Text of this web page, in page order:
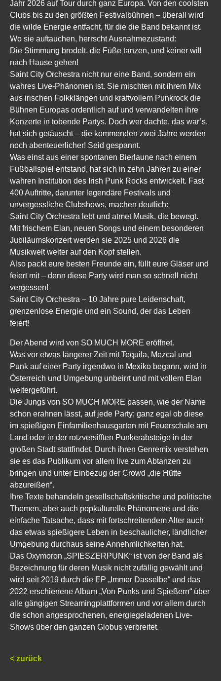
Jahr 2026 auf Tour durch ganz Europa. Von den coolsten
Clubs bis zu den größten Festivalbühnen – überall wird
die wilde Energie entfacht, für die die Band bekannt ist.
Wo sie auftauchen, herrscht Ausnahmezustand:
Die Stimmung brodelt, die Füße tanzen, und keiner will
nach Hause gehen!
Saint City Orchestra nicht nur eine Band, sondern ein
wahres Live-Phänomen ist. Sie mischten mit ihrem Mix
aus irischen Folkklängen und kraftvollem Punkrock die
Bühnen Europas ordentlich auf und verwandelten ihre
Konzerte in tobende Partys. Doch wer dachte, das war’s,
hat sich getäuscht – die kommenden zwei Jahre werden
noch abenteuerlicher! Seid gespannt.
Was einst aus einer spontanen Bierlaune nach einem
Fußballspiel entstand, hat sich in zehn Jahren zu einer
wahren Institution des Irish Punk Rocks entwickelt. Fast
400 Auftritte, darunter legendäre Festivals und
unvergessliche Clubshows, machen deutlich:
Saint City Orchestra lebt und atmet Musik, die bewegt.
Mit frischem Elan, neuen Songs und einem besonderen
Jubiläumskonzert werden sie 2025 und 2026 die
Musikwelt weiter auf den Kopf stellen.
Also packt eure besten Freunde ein, füllt eure Gläser und
feiert mit – denn diese Party wird man so schnell nicht
vergessen!
Saint City Orchestra – 10 Jahre pure Leidenschaft,
grenzenlose Energie und ein Sound, der das Leben
feiert!
Der Abend wird von SO MUCH MORE eröffnet.
Was vor etwas längerer Zeit mit Tequila, Mezcal und
Punk auf einer Party irgendwo in Mexiko begann, wird in
Österreich und Umgebung unbeirrt und mit vollem Elan
weitergeführt.
Die Jungs von SO MUCH MORE passen, wie der Name
schon erahnen lässt, auf jede Party; ganz egal ob diese
im spießigen Einfamilienhausgarten mit Feuerschale am
Land oder in der rotzversifften Punkerabsteige in der
großen Stadt stattfindet. Durch ihren Genremix verstehen
sie es das Publikum vor allem live zum Abtanzen zu
bringen und unter Einbezug der Crowd „die Hütte
abzureißen“.
Ihre Texte behandeln gesellschaftskritische und politische
Themen, aber auch popkulturelle Phänomene und die
einfache Tatsache, dass mit fortschreitendem Alter auch
das etwas spießigere Leben in beschaulicher, ländlicher
Umgebung durchaus seine Annehmlichkeiten hat.
Das Oxymoron „SPIESZERPUNK“ ist von der Band als
Bezeichnung für deren Musik nicht zufällig gewählt und
wird seit 2019 durch die EP „Immer Dasselbe“ und das
2022 erschienene Album „Von Punks und Spießern“ über
alle gängigen Streamingplattformen und vor allem durch
die schon angesprochenen, energiegeladenen Live-
Shows über den ganzen Globus verbreitet.
< zurück